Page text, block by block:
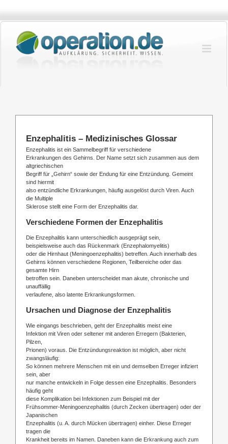
springen
Enzephalitis – Medizinisches Glossar
Enzephalitis ist ein Sammelbegriff für verschiedene
Erkrankungen des Gehirns. Der Name setzt sich zusammen aus dem
altgriechischen
Begriff für „Gehirn“ sowie der Endung für eine Entzündung. Gemeint
sind hiermit
also entzündliche Erkrankungen, häufig ausgelöst durch Viren. Auch
die Multiple
Sklerose stellt eine Form der Enzephalitis dar.
Verschiedene Formen der Enzephalitis
Die Enzephalitis kann unterschiedlich ausgeprägt sein,
beispielsweise auch das Rückenmark (Enzephalomyelitis)
oder die Hirnhaut (Meningoenzephalitis) betreffen. Auch innerhalb des
Gehirns können verschiedene Regionen, Teilbereiche oder das
gesamte Hirn
betroffen sein. Daneben unterscheidet man akute, chronische und
unauffällig
verlaufene, also latente Erkrankungsformen.
Ursachen und Diagnose der Enzephalitis
Wie eingangs beschrieben, geht der Enzephalitis meist eine
Infektion mit Viren oder seltener mit anderen Erregern (Bakterien,
Pilzen,
Prionen) voraus. Die Entzündungsreaktion ist möglich, aber nicht
zwangsläufig:
So können mehrere Menschen mit ein und demselben Erreger infiziert
sein, aber
nur manche entwickeln in Folge dessen eine Enzephalitis. Besonders
häufig geht
diese Komplikation bei Infektionen zum Beispiel mit der
Frühsommer-Meningoenzephalitis (durch Zecken übertragen) oder der
Japanischen
Enzephalitis (u. A. durch Mücken übertragen) einher. Diese Erreger
tragen die
Krankheit bereits im Namen. Daneben kann die Erkrankung auch zum